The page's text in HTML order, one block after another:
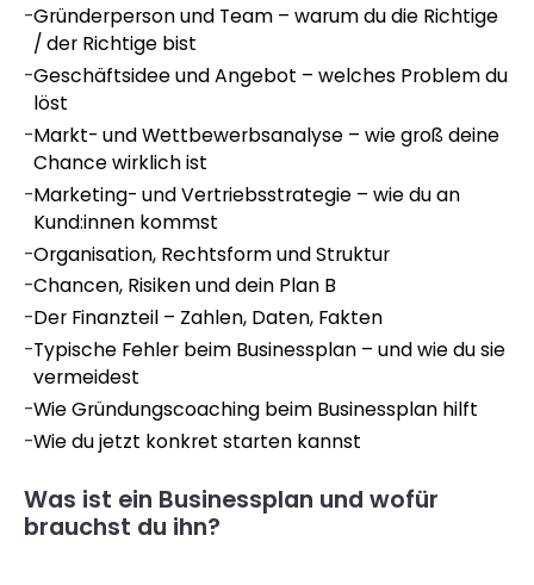
-Gründerperson und Team – warum du die Richtige
/ der Richtige bist
-Geschäftsidee und Angebot – welches Problem du
löst
-Markt- und Wettbewerbsanalyse – wie groß deine
Chance wirklich ist
-Marketing- und Vertriebsstrategie – wie du an
Kund:innen kommst
-Organisation, Rechtsform und Struktur
-Chancen, Risiken und dein Plan B
-Der Finanzteil – Zahlen, Daten, Fakten
-Typische Fehler beim Businessplan – und wie du sie
vermeidest
-Wie Gründungscoaching beim Businessplan hilft
-Wie du jetzt konkret starten kannst
Was ist ein Businessplan und wofür
brauchst du ihn?